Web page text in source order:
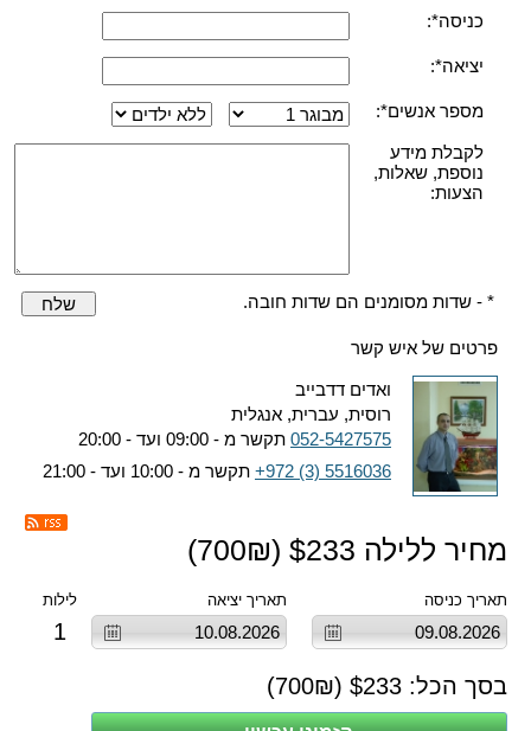
כניסה*:
יציאה*:
מספר אנשים*:
לקבלת מידע
נוספת, שאלות,
הצעות:
* - שדות מסומנים הם שדות חובה. שלח
פרטים של איש קשר
ואדים דדבייב
רוסית, עברית, אנגלית
052-5427575 תקשר מ - 09:00 ועד - 20:00
+972 (3) 5516036 תקשר מ - 10:00 ועד - 21:00
מחיר ללילה $ 233
(
700₪)
תאריך כניסה תאריך יציאה לילות
1
בסך הכל: $ 233
(
700₪)